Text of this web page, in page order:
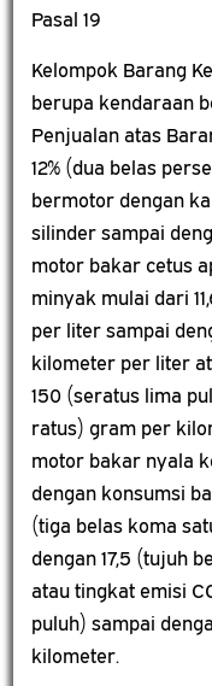
Pasal 19
Kelompok Barang
berupa kendaraan
Penjualan atas
12% (dua belas
bermotor dengan
silinder sampai
motor bakar cetus
minyak mulai dari
per liter sampai
kilometer per liter
150 (seratus lima
ratus) gram per
motor bakar nyala
dengan konsumsi
(tiga belas koma
dengan 17,5 (tujuh
atau tingkat emisi
puluh) sampai
kilometer.